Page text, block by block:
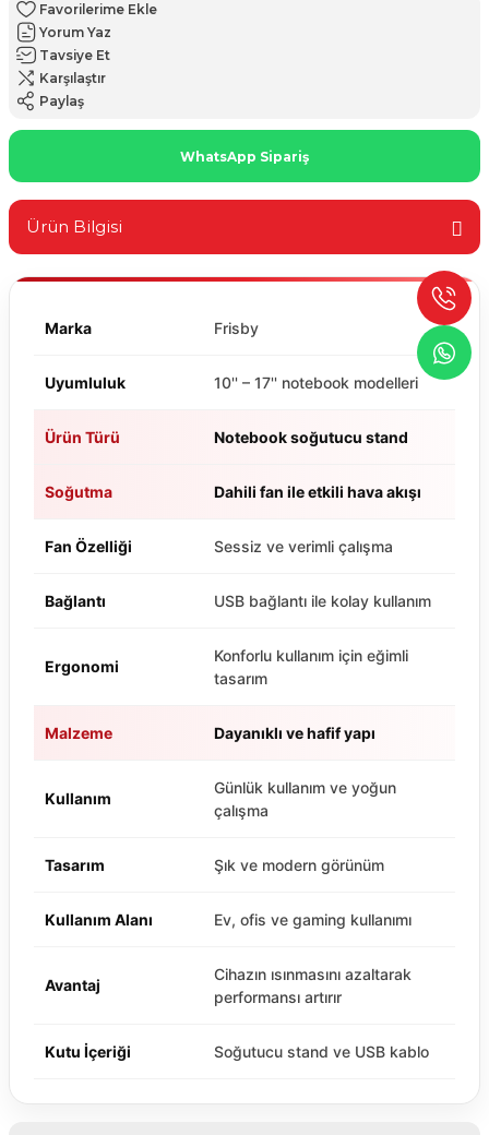
Yorum Yaz
Tavsiye Et
Karşılaştır
Paylaş
WhatsApp Sipariş
Ürün Bilgisi
Marka Frisby
Uyumluluk 10'' – 17'' notebook modelleri
Ürün Türü Notebook soğutucu stand
Soğutma Dahili fan ile etkili hava akışı
Fan Özelliği Sessiz ve verimli çalışma
Bağlantı USB bağlantı ile kolay kullanım
Ergonomi
Konforlu kullanım için eğimli
tasarım
Malzeme Dayanıklı ve hafif yapı
Kullanım
Günlük kullanım ve yoğun
çalışma
Tasarım Şık ve modern görünüm
Kullanım Alanı Ev, ofis ve gaming kullanımı
Avantaj
Cihazın ısınmasını azaltarak
performansı artırır
Kutu İçeriği Soğutucu stand ve USB kablo